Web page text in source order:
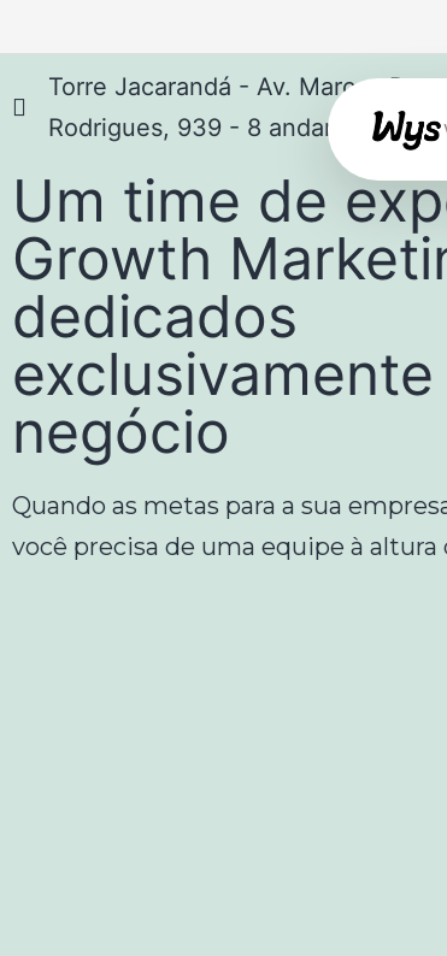
Torre Jacarandá - Av. Marcos
Rodrigues, 939 - 8 andar -
Um time de
Growth
dedicados
negócio
Quando as metas para a sua
você precisa de uma equipe à altura